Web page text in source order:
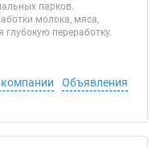
парков.
молока, мяса,
переработку.
Объявления